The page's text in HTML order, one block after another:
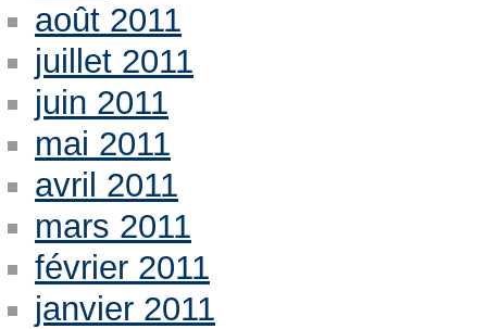
août 2011
juillet 2011
juin 2011
mai 2011
avril 2011
mars 2011
février 2011
janvier 2011